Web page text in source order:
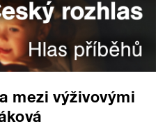
mezi výživovými